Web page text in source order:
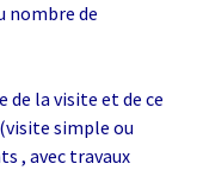
nombre de
la visite et de ce
simple ou
, avec travaux